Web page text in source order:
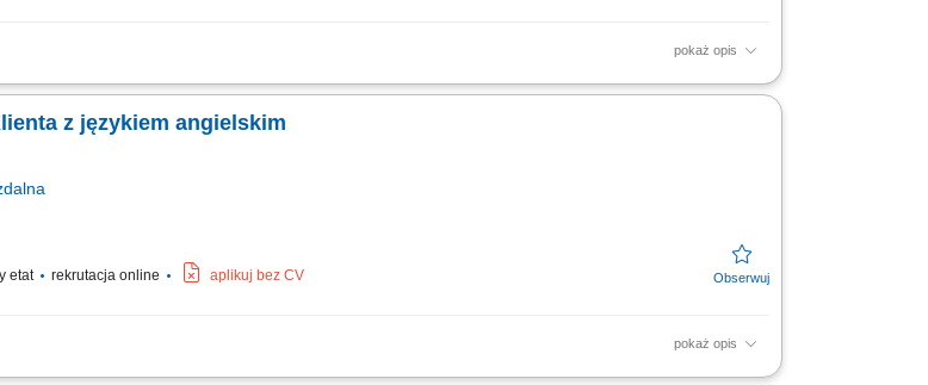
pokaż opis
build stronger businesses — helping them go from doing digital to being digital. Cognizant
z językiem angielskim
etat rekrutacja online aplikuj bez CV
pokaż opis
udzielanie wsparcia w zakresie produktów, zamówień oraz kont użytkowników; odpowiadanie na